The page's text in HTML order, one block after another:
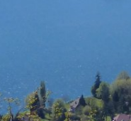
Emplois / Marchés
Finances